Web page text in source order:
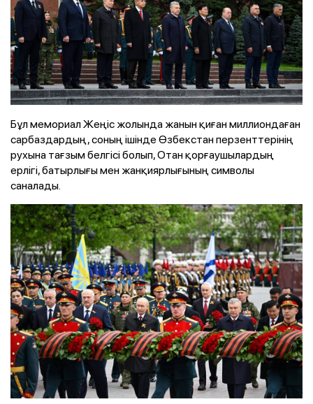
Бұл мемориал Жеңіс жолында жанын қиған миллиондаған
сарбаздардың, соның ішінде Өзбекстан перзенттерінің
рухына тағзым белгісі болып, Отан қорғаушылардың
ерлігі, батырлығы мен жанқиярлығының символы
саналады.